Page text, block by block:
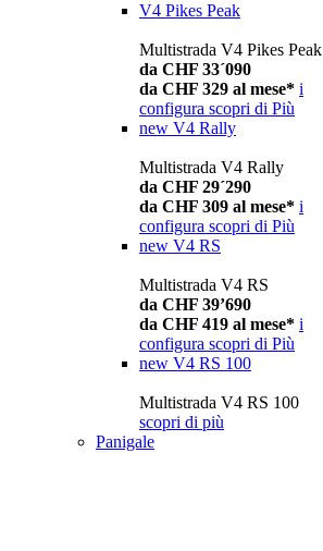
V4 Pikes Peak
Multistrada V4 Pikes Peak
da CHF 33´090
da CHF 329 al mese* i
configura scopri di Più
new V4 Rally
Multistrada V4 Rally
da CHF 29´290
da CHF 309 al mese* i
configura scopri di Più
new V4 RS
Multistrada V4 RS
da CHF 39’690
da CHF 419 al mese* i
configura scopri di Più
new V4 RS 100
Multistrada V4 RS 100
scopri di più
Panigale